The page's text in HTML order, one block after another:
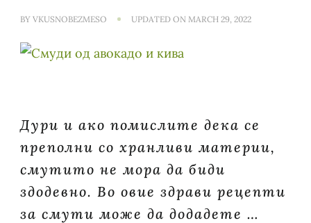
BY VKUSNOBEZMESO UPDATED ON MARCH 29, 2022
Дури и ако помислите дека се
преполни со хранливи материи,
смутито не мора да биди
здодевно. Во овие здрави рецепти
за смути може да додадете …